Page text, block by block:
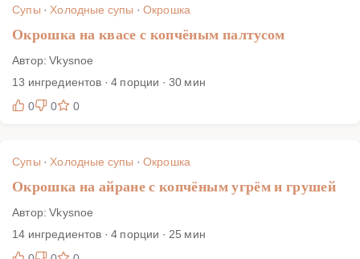
Супы ·Холодные супы · Окрошка
Окрошка на квасе с копчёным палтусом
Автор: Vkysnoe
13 ингредиентов · 4 порции · 30 мин
0
0 0
Супы ·Холодные супы · Окрошка
Окрошка на айране с копчёным угрём и грушей
Автор: Vkysnoe
14 ингредиентов · 4 порции · 25 мин